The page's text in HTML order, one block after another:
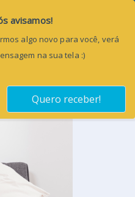
Pesquisar...